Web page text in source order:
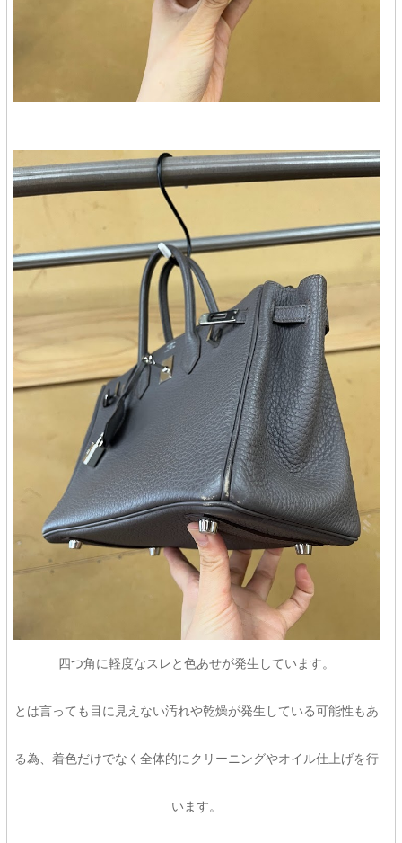
四つ角に軽度なスレと色あせが発生しています。
とは言っても目に見えない汚れや乾燥が発生している可能性もあ
る為、着色だけでなく全体的にクリーニングやオイル仕上げを行
います。